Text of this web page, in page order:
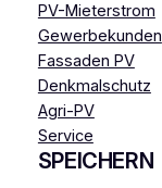
PV-Mieterstrom
Gewerbekunden
Fassaden PV
Denkmalschutz
Agri-PV
Service
SPEICHERN